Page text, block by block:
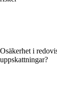
Osäkerhet i
uppskattningar?